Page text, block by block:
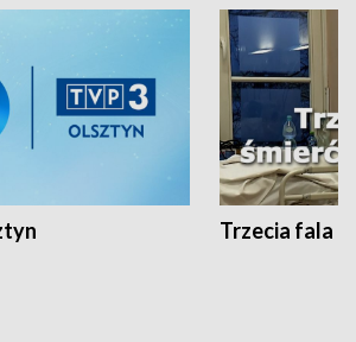
Trzecia fala -